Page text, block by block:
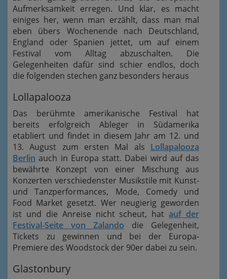
Aufmerksamkeit erregen. Und klar, es macht
einiges her, wenn man erzählt, dass man mal
eben übers Wochenende nach Deutschland,
England oder Spanien jettet, um auf einem
Festival vom Alltag abzuschalten. Die
Gelegenheiten dafür sind schier endlos, doch
die folgenden stechen ganz besonders heraus
Lollapalooza
Das berühmte amerikanische Festival hat
bereits erfolgreich Ableger in Südamerika
etabliert und findet in diesem Jahr am 12. und
13. August zum ersten Mal als Lollapalooza
Berlin auch in Europa statt. Dabei wird auf das
bewährte Konzept von einer Mischung aus
Konzerten verschiedenster Musikstile mit Kunst-
und Tanzperformances, Mode, Comedy und
Food Market gesetzt. Wer neugierig geworden
ist und die Anreise nicht scheut, hat auf der
Festival-Seite von Zalando die Gelegenheit,
Tickets zu gewinnen und bei der Europa-
Premiere des Woodstock der 90er dabei zu sein.
Glastonbury